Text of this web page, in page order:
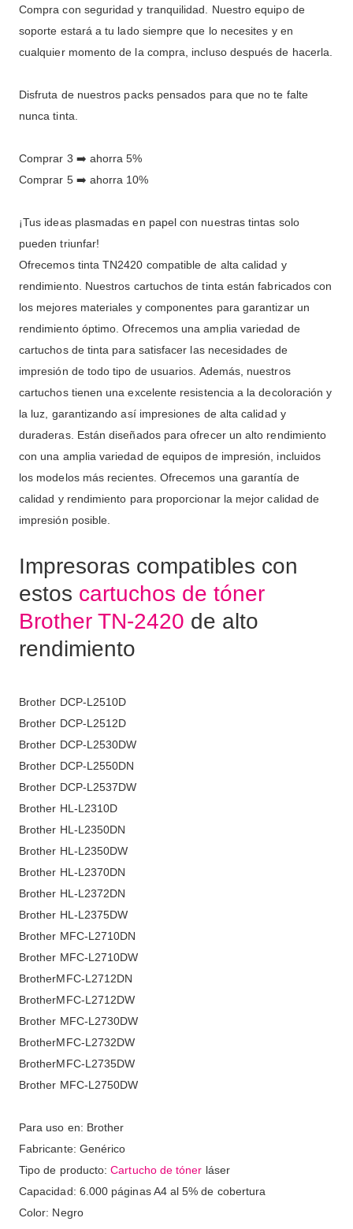
Compra con seguridad y tranquilidad. Nuestro equipo de
soporte estará a tu lado siempre que lo necesites y en
cualquier momento de la compra, incluso después de hacerla.
Disfruta de nuestros packs pensados para que no te falte
nunca tinta.
Comprar 3 ➡️ ahorra 5%
Comprar 5 ➡️ ahorra 10%
¡Tus ideas plasmadas en papel con nuestras tintas solo
pueden triunfar!
Ofrecemos tinta TN2420 compatible de alta calidad y
rendimiento. Nuestros cartuchos de tinta están fabricados con
los mejores materiales y componentes para garantizar un
rendimiento óptimo. Ofrecemos una amplia variedad de
cartuchos de tinta para satisfacer las necesidades de
impresión de todo tipo de usuarios. Además, nuestros
cartuchos tienen una excelente resistencia a la decoloración y
la luz, garantizando así impresiones de alta calidad y
duraderas. Están diseñados para ofrecer un alto rendimiento
con una amplia variedad de equipos de impresión, incluidos
los modelos más recientes. Ofrecemos una garantía de
calidad y rendimiento para proporcionar la mejor calidad de
impresión posible.
Impresoras compatibles con
estos cartuchos de tóner
Brother TN-2420 de alto
rendimiento
Brother DCP-L2510D
Brother DCP-L2512D
Brother DCP-L2530DW
Brother DCP-L2550DN
Brother DCP-L2537DW
Brother HL-L2310D
Brother HL-L2350DN
Brother HL-L2350DW
Brother HL-L2370DN
Brother HL-L2372DN
Brother HL-L2375DW
Brother MFC-L2710DN
Brother MFC-L2710DW
BrotherMFC-L2712DN
BrotherMFC-L2712DW
Brother MFC-L2730DW
BrotherMFC-L2732DW
BrotherMFC-L2735DW
Brother MFC-L2750DW
Para uso en: Brother
Fabricante: Genérico
Tipo de producto:Cartucho de tóner láser
Capacidad: 6.000 páginas A4 al 5% de cobertura
Color: Negro